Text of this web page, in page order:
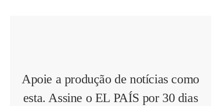
Apoie a produção de notícias como
esta. Assine o EL PAÍS por 30 dias